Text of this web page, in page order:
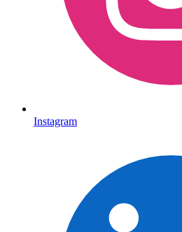
Instagram